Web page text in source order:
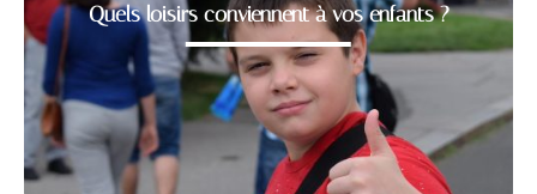
Quels loisirs conviennent à vos enfants ?